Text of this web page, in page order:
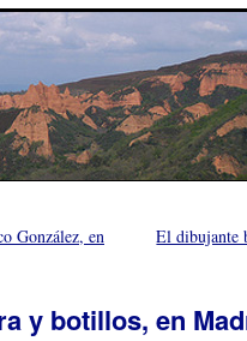
González, en
El dibujante
y botillos, en